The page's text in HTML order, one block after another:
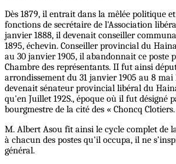
Dès 1879, il entrait dans la mêlée politique
fonctions de secrétaire de l'Association
janvier 1888, il devenait conseiller
1895, échevin. Conseiller provincial du
au 30 janvier 1905, il abandonnait ce poste
Chambre des représentants. II fut ainsi
arrondissement du 31 janvier 1905 au 8 mai
devenait sénateur provincial libéral du
qu'en Juillet 192S., époque où il fut désigné
bourgmestre de la cité des « Choncq
M. Albert Asou fit ainsi le cycle complet de
à chacun des postes qu'il occupa, il ne
général.